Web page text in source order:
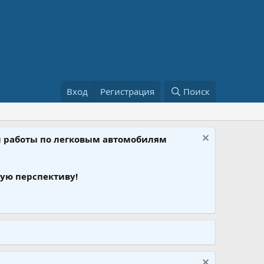
Вход Регистрация Поиск
работы по легковым автомобилям
перспективу!